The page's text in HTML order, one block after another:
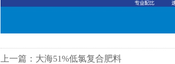
上一篇：大海51%低氯复合肥料